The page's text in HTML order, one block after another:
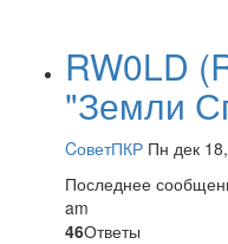
RW0LD
"Земли
CоветПКР Пн дек
Последнее
am
46Ответы